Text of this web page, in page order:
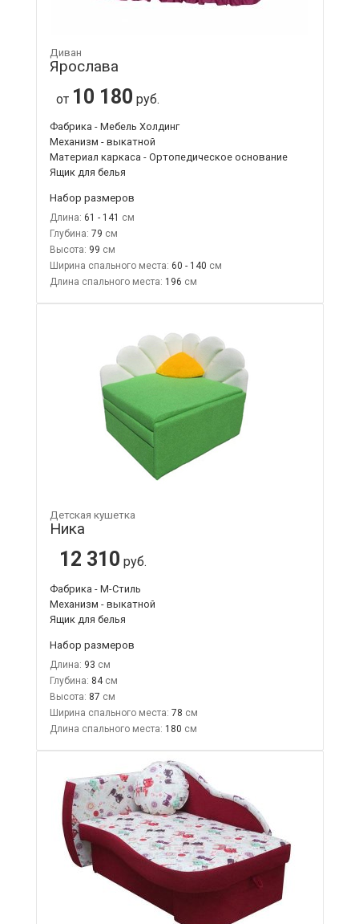
Диван
Ярослава
от 10 180 руб.
Фабрика - Мебель Холдинг
Механизм - выкатной
Материал каркаса - Ортопедическое основание
Ящик для белья
Набор размеров
Длина: 61 - 141
Глубина: 79
Высота: 99
Ширина спального места: 60 - 140
Длина спального места: 196
Детская кушетка
Ника
12 310 руб.
Фабрика - М-Стиль
Механизм - выкатной
Ящик для белья
Набор размеров
Длина: 93
Глубина: 84
Высота: 87
Ширина спального места: 78
Длина спального места: 180